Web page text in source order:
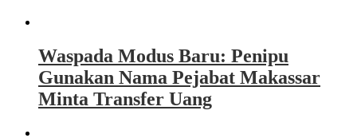
Waspada Modus Baru: Penipu
Gunakan Nama Pejabat Makassar
Minta Transfer Uang